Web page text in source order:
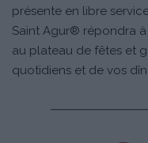
présente en libre
Saint Agur® répondra
au plateau de fêtes et
quotidiens et de vos